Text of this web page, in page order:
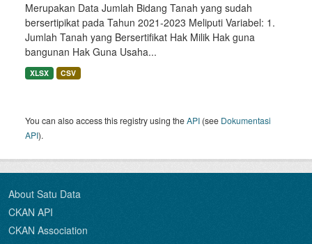
Merupakan Data Jumlah Bidang Tanah yang sudah
bersertipikat pada Tahun 2021-2023 Meliputi Variabel: 1.
Jumlah Tanah yang Bersertifikat Hak Milik Hak guna
bangunan Hak Guna Usaha...
XLSX CSV
You can also access this registry using theAPI (see Dokumentasi
API).
About Satu Data
CKAN API
CKAN Association